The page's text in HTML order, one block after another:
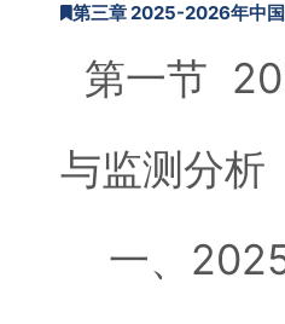
第三章 2025-2026年中
第一节
与监测分析
一、